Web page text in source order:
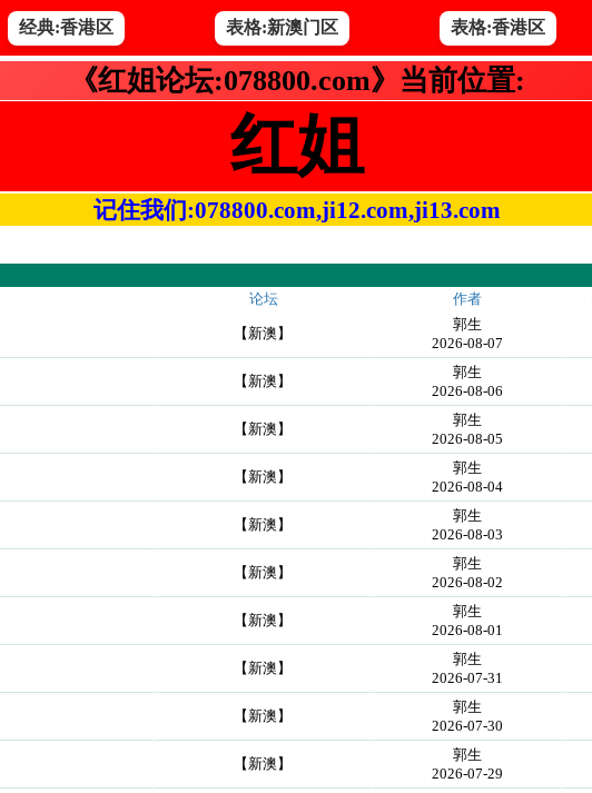
经典:香港区 表格:新澳门区 表格:香港区
《红姐论坛:078800.com》当前位置:
红姐
记住我们:078800.com,ji12.com,ji13.com
论坛 作者
【新澳】
郭生
2026-08-07
【新澳】
郭生
2026-08-06
【新澳】
郭生
2026-08-05
【新澳】
郭生
2026-08-04
【新澳】
郭生
2026-08-03
【新澳】
郭生
2026-08-02
【新澳】
郭生
2026-08-01
【新澳】
郭生
2026-07-31
【新澳】
郭生
2026-07-30
【新澳】
郭生
2026-07-29